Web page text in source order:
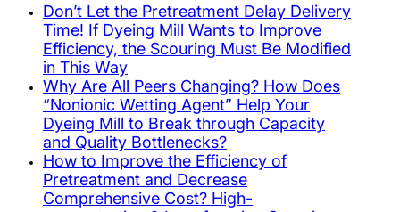
Don’t Let the Pretreatment Delay Delivery
Time! If Dyeing Mill Wants to Improve
Efficiency, the Scouring Must Be Modified
in This Way
Why Are All Peers Changing? How Does
“Nonionic Wetting Agent” Help Your
Dyeing Mill to Break through Capacity
and Quality Bottlenecks?
How to Improve the Efficiency of
Pretreatment and Decrease
Comprehensive Cost? High-